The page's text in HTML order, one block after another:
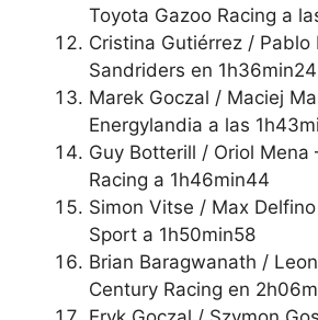
Toyota Gazoo Racing a
Cristina Gutiérrez / Pablo
Sandriders en 1h36min24
Marek Goczal / Maciej
Energylandia a las
Guy Botterill / Oriol Mena
Racing a 1h46min44
Simon Vitse / Max
Sport a 1h50min58
Brian Baragwanath /
Century Racing en